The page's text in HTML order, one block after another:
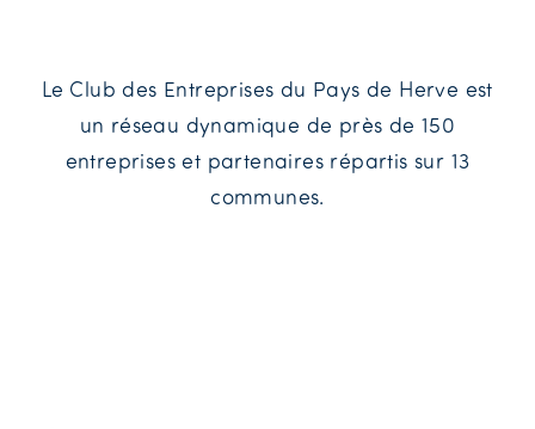
Le Club des Entreprises du Pays de Herve est
un réseau dynamique de près de 150
entreprises et partenaires répartis sur 13
communes.